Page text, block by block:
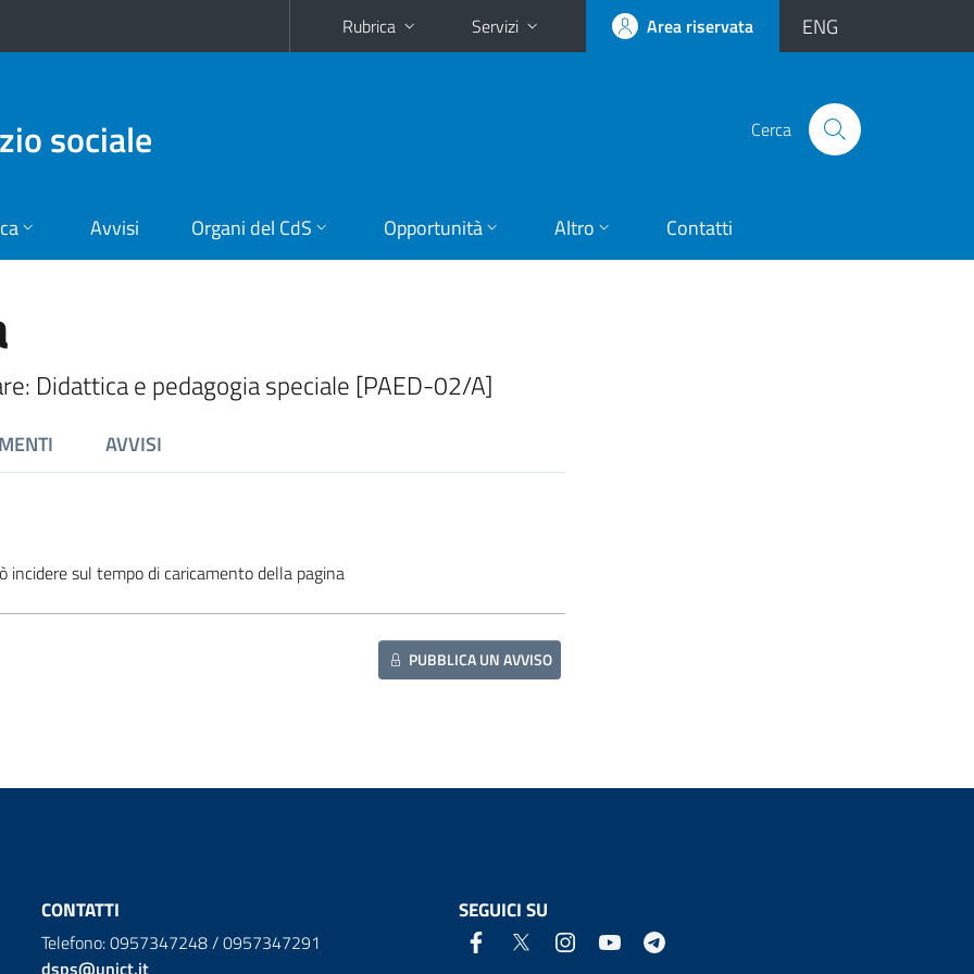
Rubrica Servizi Area riservata ENG
sociale Cerca
Avvisi Organi del CdS Opportunità Altro Contatti
Didattica e pedagogia speciale [PAED-02/A]
AVVISI
incidere sul tempo di caricamento della pagina
PUBBLICA UN AVVISO
CONTATTI
Telefono: 0957347248 / 0957347291
dsps@unict.it
SEGUICI SU